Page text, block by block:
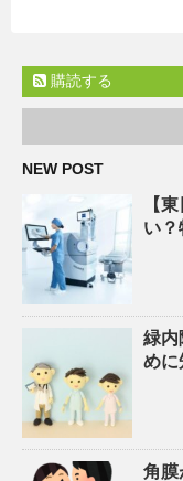
購読する
NEW POST
【
い
緑内
めに
角膜